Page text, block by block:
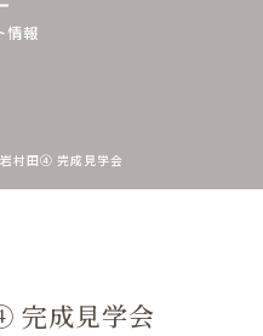
情報
村田④ 完成見学会
完成見学会